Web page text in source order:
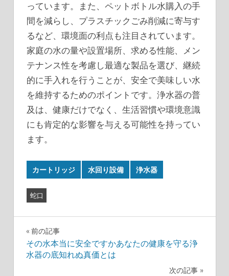
っています。また、ペットボトル水購入の手
間を減らし、プラスチックごみ削減に寄与す
るなど、環境面の利点も注目されています。
家庭の水の量や設置場所、求める性能、メン
テナンス性を考慮し最適な製品を選び、継続
的に手入れを行うことが、安全で美味しい水
を維持するためのポイントです。浄水器の普
及は、健康だけでなく、生活習慣や環境意識
にも肯定的な影響を与える可能性を持ってい
ます。
カートリッジ 水回り設備 浄水器
蛇口
投
稿
前の記事
その水本当に安全ですかあなたの健康を守る浄
水器の底知れぬ真価とは
次の記事